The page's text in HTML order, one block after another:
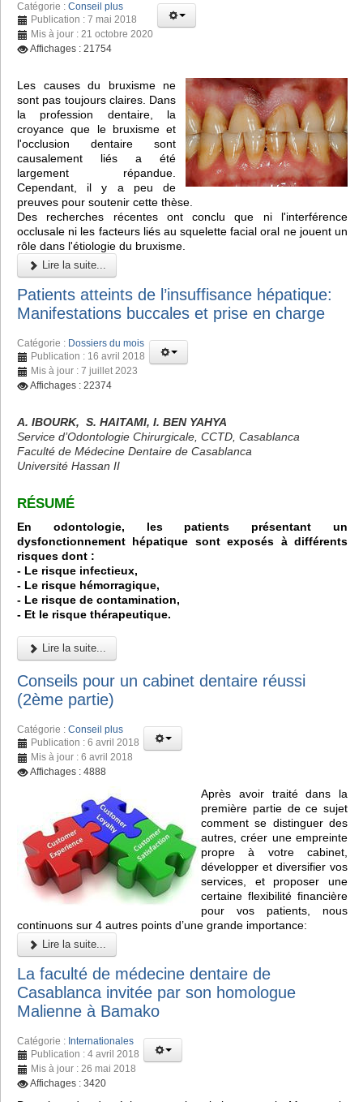
Catégorie : Conseil plus
Publication : 7 mai 2018
Mis à jour : 21 octobre 2020
Affichages : 21754
Les causes du bruxisme ne
sont pas toujours claires. Dans
la profession dentaire, la
croyance que le bruxisme et
l'occlusion dentaire sont
causalement liés a été
largement répandue.
Cependant, il y a peu de
preuves pour soutenir cette thèse.
Des recherches récentes ont conclu que ni l'interférence
occlusale ni les facteurs liés au squelette facial oral ne jouent un
rôle dans l'étiologie du bruxisme.
Lire la suite...
Patients atteints de l’insuffisance hépatique:
Manifestations buccales et prise en charge
Catégorie : Dossiers du mois
Publication : 16 avril 2018
Mis à jour : 7 juillet 2023
Affichages : 22374
A. IBOURK, S. HAITAMI, I. BEN YAHYA
Service d’Odontologie Chirurgicale, CCTD, Casablanca
Faculté de Médecine Dentaire de Casablanca
Université Hassan II
RÉSUMÉ
En odontologie, les patients présentant un
dysfonctionnement hépatique sont exposés à différents
risques dont :
- Le risque infectieux,
- Le risque hémorragique,
- Le risque de contamination,
- Et le risque thérapeutique.
Lire la suite...
Conseils pour un cabinet dentaire réussi
(2ème partie)
Catégorie : Conseil plus
Publication : 6 avril 2018
Mis à jour : 6 avril 2018
Affichages : 4888
Après avoir traité dans la
première partie de ce sujet
comment se distinguer des
autres, créer une empreinte
propre à votre cabinet,
développer et diversifier vos
services, et proposer une
certaine flexibilité financière
pour vos patients, nous
continuons sur 4 autres points d’une grande importance:
Lire la suite...
La faculté de médecine dentaire de
Casablanca invitée par son homologue
Malienne à Bamako
Catégorie : Internationales
Publication : 4 avril 2018
Mis à jour : 26 mai 2018
Affichages : 3420